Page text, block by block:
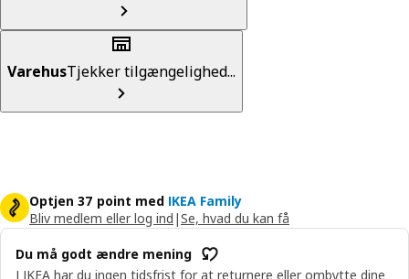
VarehusTjekker tilgængelighed...
Optjen 37 point med IKEA Family
Bliv medlem eller log ind |Se, hvad du kan få
Du må godt ændre mening
I IKEA har du ingen tidsfrist for at returnere eller ombytte dine